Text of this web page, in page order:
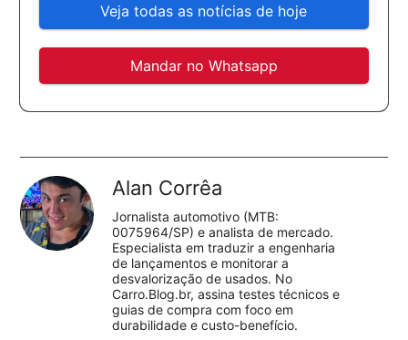
Veja todas as notícias de hoje
Mandar no Whatsapp
Alan Corrêa
Jornalista automotivo (MTB:
0075964/SP) e analista de mercado.
Especialista em traduzir a engenharia
de lançamentos e monitorar a
desvalorização de usados. No
Carro.Blog.br, assina testes técnicos e
guias de compra com foco em
durabilidade e custo-benefício.